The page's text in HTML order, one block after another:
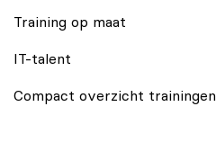
Training op maat
IT-talent
Compact overzicht trainingen